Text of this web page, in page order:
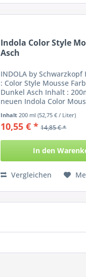
Indola Color Style
Asch
INDOLA by
: Color Style Mousse
Dunkel Asch Inhalt :
neuen Indola Color
kann er als Farbfestiger
Inhalt 200 ml(52,75 € / Liter)
10,55 € * 14,85 € *
In den
Vergleichen